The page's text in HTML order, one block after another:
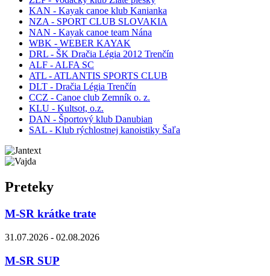
KAN - Kayak canoe klub Kanianka
NZA - SPORT CLUB SLOVAKIA
NAN - Kayak canoe team Nána
WBK - WEBER KAYAK
DRL - ŠK Dračia Légia 2012 Trenčín
ALF - ALFA SC
ATL - ATLANTIS SPORTS CLUB
DLT - Dračia Légia Trenčín
CCZ - Canoe club Zemník o. z.
KLU - Kultsot, o.z.
DAN - Športový klub Danubian
SAL - Klub rýchlostnej kanoistiky Šaľa
Preteky
M-SR krátke trate
31.07.2026 - 02.08.2026
M-SR SUP